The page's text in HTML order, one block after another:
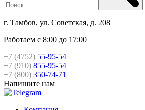
г. Тамбов, ул. Советская, д. 208
Работаем с 8:00 до 17:00
+7 (4752) 55-95-54
+7 (910) 855-95-54
+7 (800) 350-74-71
Напишите нам